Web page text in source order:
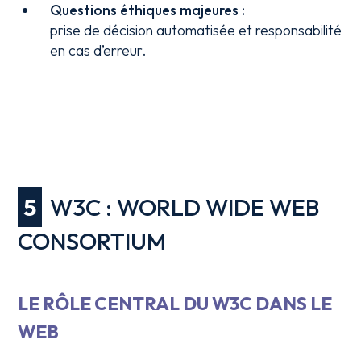
Questions éthiques majeures :
prise de décision automatisée et responsabilité
en cas d’erreur.
5 W3C : WORLD WIDE WEB
CONSORTIUM
LE RÔLE CENTRAL DU W3C DANS LE
WEB